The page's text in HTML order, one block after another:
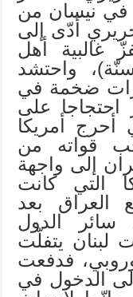
في نيسان من
أدّى إلى
غالبية أهل
واحتشد
ضخمة في
في ١٤ آذار احتجاجا على
أحرج أمريكا
قواته من
إلى واجهة
التي كانت
العراق بعد
الدول
لبنان يتفلّت
فدفعت
الدخول في